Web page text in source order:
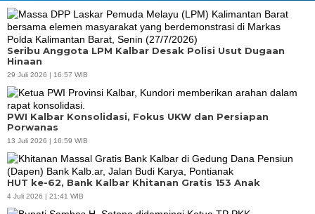
Seribu Anggota LPM Kalbar Desak Polisi Usut Dugaan
Hinaan
29 Juli 2026 | 16:57 WIB
PWI Kalbar Konsolidasi, Fokus UKW dan Persiapan
Porwanas
13 Juli 2026 | 16:59 WIB
HUT ke-62, Bank Kalbar Khitanan Gratis 153 Anak
4 Juli 2026 | 21:41 WIB